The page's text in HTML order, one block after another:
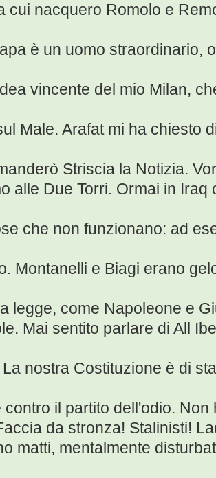
cui nacquero Romolo e
è un uomo straordinario,
vincente del mio Milan,
Male. Arafat mi ha chiesto
Striscia la Notizia.
alle Due Torri. Ormai in
che non funzionano: ad
Montanelli e Biagi erano
legge, come Napoleone e
Mai sentito parlare di All
nostra Costituzione è di
contro il partito dell'odio.
da stronza! Stalinisti!
matti, mentalmente